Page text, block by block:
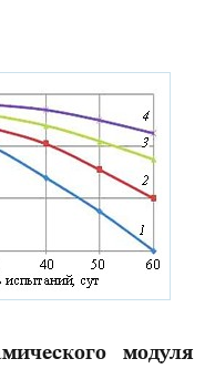
модуля